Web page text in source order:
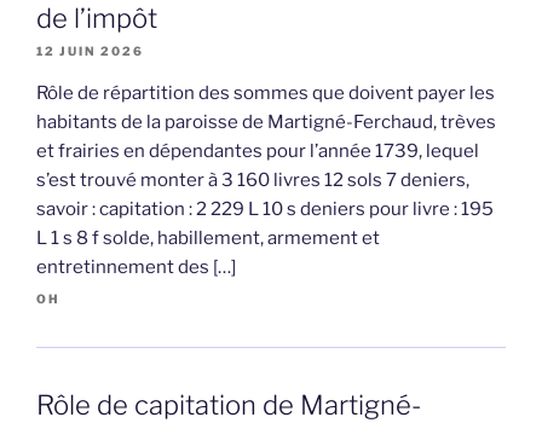
de l’impôt
12 JUIN 2026
Rôle de répartition des sommes que doivent payer les
habitants de la paroisse de Martigné-Ferchaud, trèves
et frairies en dépendantes pour l’année 1739, lequel
s’est trouvé monter à 3 160 livres 12 sols 7 deniers,
savoir : capitation : 2 229 L 10 s deniers pour livre : 195
L 1 s 8 f solde, habillement, armement et
entretinnement des […]
OH
Rôle de capitation de Martigné-